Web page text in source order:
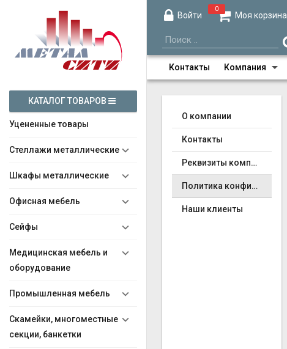
Войти Моя корзина
0
Контакты Компания
КАТАЛОГ ТОВАРОВ
Уцененные товары
Стеллажи металлические
Шкафы металлические
Офисная мебель
Сейфы
Медицинская мебель и
оборудование
Промышленная мебель
Скамейки, многоместные
секции, банкетки
О компании
Контакты
Реквизиты компании
Политика конфиденциальности
Наши клиенты